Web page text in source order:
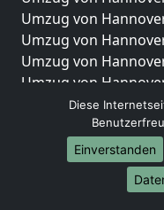
Umzug von
Umzug von
Umzug von
Umzug von
Umzug von
Umzüge-
Umzug von
Umzug von
Diese
Einverstanden